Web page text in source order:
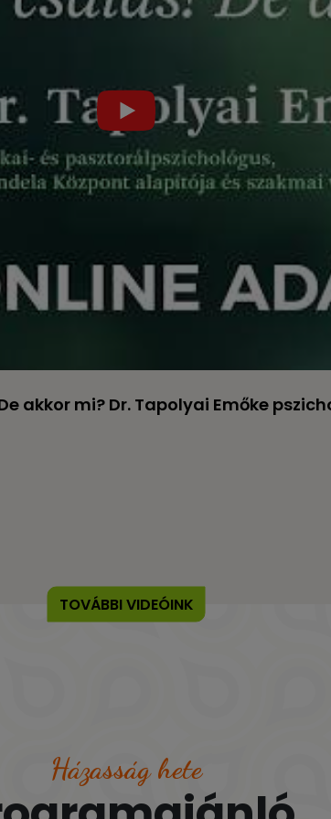
akkor mi? Dr. Tapolyai Emőke
TOVÁBBI VIDEÓINK
Házasság hete